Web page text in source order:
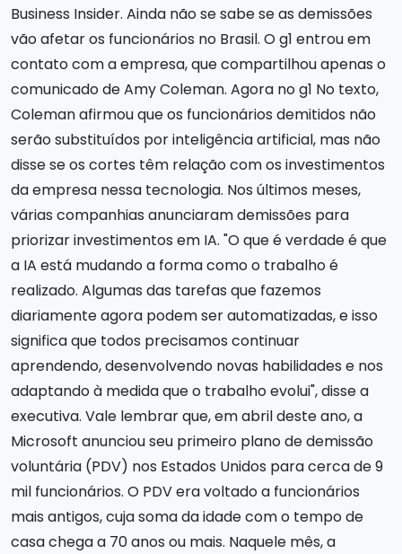
Business Insider. Ainda não se sabe se as demissões
vão afetar os funcionários no Brasil. O g1 entrou em
contato com a empresa, que compartilhou apenas o
comunicado de Amy Coleman. Agora no g1 No texto,
Coleman afirmou que os funcionários demitidos não
serão substituídos por inteligência artificial, mas não
disse se os cortes têm relação com os investimentos
da empresa nessa tecnologia. Nos últimos meses,
várias companhias anunciaram demissões para
priorizar investimentos em IA. "O que é verdade é que
a IA está mudando a forma como o trabalho é
realizado. Algumas das tarefas que fazemos
diariamente agora podem ser automatizadas, e isso
significa que todos precisamos continuar
aprendendo, desenvolvendo novas habilidades e nos
adaptando à medida que o trabalho evolui", disse a
executiva. Vale lembrar que, em abril deste ano, a
Microsoft anunciou seu primeiro plano de demissão
voluntária (PDV) nos Estados Unidos para cerca de 9
mil funcionários. O PDV era voltado a funcionários
mais antigos, cuja soma da idade com o tempo de
casa chega a 70 anos ou mais. Naquele mês, a